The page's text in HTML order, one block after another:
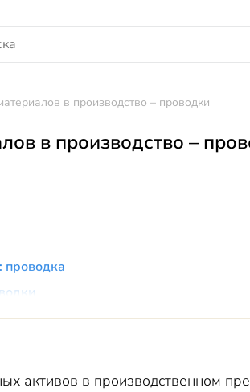
в производство – проводки
в производство –
активов в производственном